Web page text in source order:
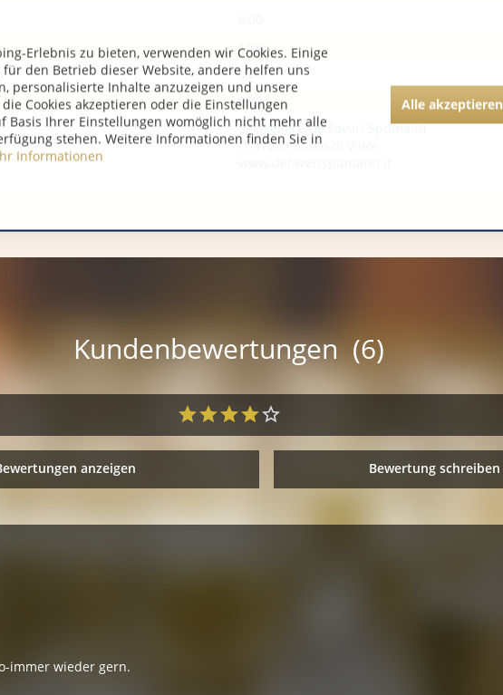
1036
0,00
0,00
SektkellereiDe Faveri Spumanti
IT 31020 Bosco di Vidor
Kundenbewertungen (6)
anzeigen Bewertung schreiben
immer wieder gern.
Erlebnis zu bieten, verwenden wir Cookies. Einige
den Betrieb dieser Website, andere helfen uns
personalisierte Inhalte anzuzeigen und unsere
Cookies akzeptieren oder die Einstellungen
Basis Ihrer Einstellungen womöglich nicht mehr alle
stehen. Weitere Informationen finden Sie in
Informationen
Alle akzeptieren